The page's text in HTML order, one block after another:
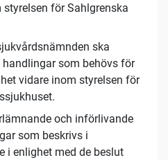
för Sahlgrenska
ska
som behövs för
vidare inom styrelsen för
och införlivande
som beskrivs i
i enlighet med de beslut